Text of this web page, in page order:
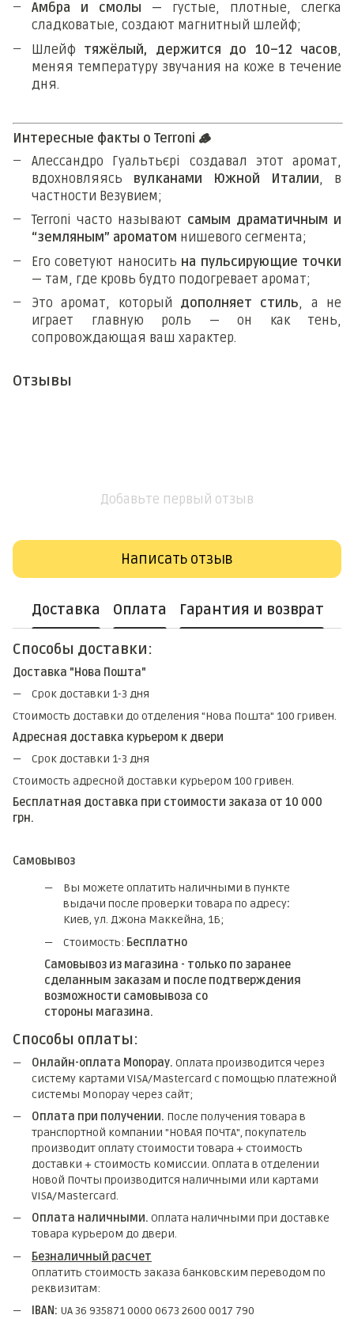
Амбра и смолы — густые, плотные, слегка
сладковатые, создают магнитный шлейф;
Шлейф тяжёлый, держится до 10–12 часов,
меняя температуру звучания на коже в течение
дня.
Интересные факты о Terroni 🪵
Алессандро Гуальтьєрі создавал этот аромат,
вдохновляясь вулканами Южной Италии, в
частности Везувием;
Terroni часто называют самым драматичным и
“земляным” ароматом нишевого сегмента;
Его советуют наносить на пульсирующие точки
— там, где кровь будто подогревает аромат;
Это аромат, который дополняет стиль, а не
играет главную роль — он как тень,
сопровождающая ваш характер.
Отзывы
Добавьте первый отзыв
Написать отзыв
Доставка Оплата Гарантия и возврат
Способы доставки:
Доставка "Нова Пошта"
Срок доставки 1-3 дня
Стоимость доставки до отделения "Нова Пошта" 100 гривен.
Адресная доставка курьером к двери
Срок доставки 1-3 дня
Стоимость адресной доставки курьером 100 гривен.
Бесплатная доставка при стоимости заказа от 10 000
грн.
Самовывоз
Вы можете оплатить наличными в пункте
выдачи после проверки товара по адресу:
Киев, ул. Джона Маккейна, 1Б;
Стоимость: Бесплатно
Самовывоз из магазина - только по заранее
сделанным заказам и после подтверждения
возможности самовывоза со
стороны магазина.
Способы оплаты:
Онлайн-оплата Monopay. Оплата производится через
систему картами VISA/Mastercard с помощью платежной
системы Monopay через сайт;
Оплата при получении. После получения товара в
транспортной компании "НОВАЯ ПОЧТА", покупатель
производит оплату стоимости товара + стоимость
доставки + стоимость комиссии. Оплата в отделении
Новой Почты производится наличными или картами
VISA/Mastercard.
Оплата наличными. Оплата наличными при доставке
товара курьером до двери.
Безналичный расчет
Оплатить стоимость заказа банковским переводом по
реквизитам:
IBAN: UA 36 935871 0000 0673 2600 0017 790